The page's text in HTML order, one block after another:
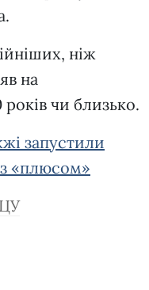
ніж
на
чи близько.
запустили
«плюсом»